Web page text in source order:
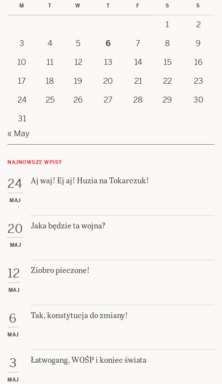
M T W T F S S
1
2
3
4 5 6 7 8
9
10
11 12 13 14 15
16
17
18 19 20 21 22
23
24
25 26 27 28 29
30
31
« May
NAJNOWSZE WPISY
24
MAJ
Aj waj! Ej aj! Huzia na Tokarczuk!
20
MAJ
Jaka będzie ta wojna?
12
MAJ
Ziobro pieczone!
6
MAJ
Tak, konstytucja do zmiany!
3
MAJ
Łatwogang, WOŚP i koniec świata